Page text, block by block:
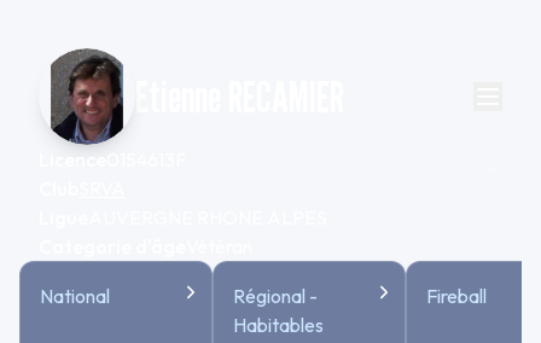
National
Régional -
Habitables
Fireball